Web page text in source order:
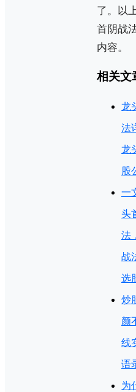
了。以
首阴战
内容。
相关文
龙
法
龙
股
一
头
法
战
选
炒
颜
线
语
为